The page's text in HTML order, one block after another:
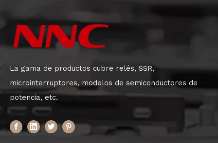
La gama de productos cubre relés, SSR,
microinterruptores, modelos de semiconductores de
potencia, etc.